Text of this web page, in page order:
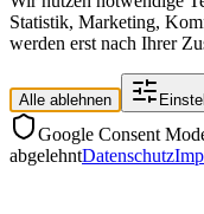
Statistik, Marketing,
werden erst nach Ihrer
Alle ablehnen
Google Consent
abgelehntDatenschutz